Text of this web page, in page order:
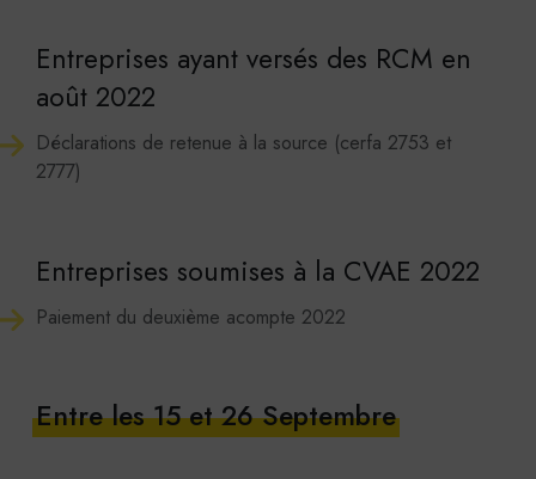
Entreprises ayant versés des RCM en
août 2022
Déclarations de retenue à la source (cerfa 2753 et
2777)
Entreprises soumises à la CVAE 2022
Paiement du deuxième acompte 2022
Entre les 15 et 26 Septembre